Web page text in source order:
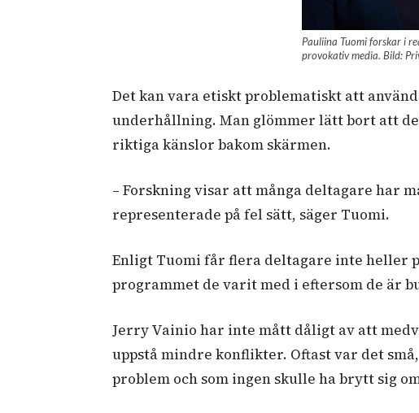
Pauliina Tuomi forskar i
provokativ media. Bild:
Det kan vara etiskt problematiskt att
underhållning. Man glömmer lätt bort att
riktiga känslor bakom skärmen.
– Forskning visar att många deltagare har
representerade på fel sätt, säger Tuomi.
Enligt Tuomi får flera deltagare inte heller
programmet de varit med i eftersom de är
Jerry Vainio har inte mått dåligt av att
uppstå mindre konflikter. Oftast var det
problem och som ingen skulle ha brytt sig